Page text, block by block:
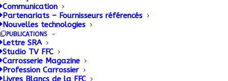
Communication
Partenariats – Fournisseurs référencés
Nouvelles technologies
PUBLICATIONS
Lettre SRA
Studio TV FFC
Carrosserie Magazine
Profession Carrossier
Livres Blancs de la FFC